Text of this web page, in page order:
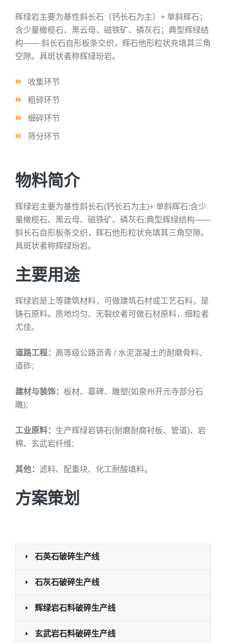
石英石破碎生产线
石灰石破碎生产线
辉绿岩石料破碎生产线
玄武岩石料破碎生产线
辉绿岩主要为基性斜长石（钙长石为主）+ 单斜辉石；
含少量橄榄石、黑云母、磁铁矿、磷灰石；典型辉绿结
构—— 斜长石自形板条交织，辉石他形粒状充填其三角
空隙。具斑状者称辉绿玢岩。
收集环节
粗碎环节
细碎环节
筛分环节
物料简介
辉绿岩主要为基性斜长石(钙长石为主)+ 单斜辉石;含少
量橄榄石、黑云母、磁铁矿、磷灰石;典型辉绿结构——
斜长石自形板条交织，辉石他形粒状充填其三角空隙。
具斑状者称辉绿玢岩。
主要用途
辉绿岩是上等建筑材料，可做建筑石材或工艺石料，是
铸石原料。质地均匀、无裂纹者可做石材原料，细粒者
尤佳。
道路工程： 高等级公路沥青 / 水泥混凝土的耐磨骨料、
道砟;
建材与装饰： 板材、墓碑、雕塑(如泉州开元寺部分石
雕);
工业原料： 生产辉绿岩铸石(耐磨耐腐衬板、管道)、岩
棉、玄武岩纤维;
其他： 滤料、配重块、化工耐酸填料。
方案策划